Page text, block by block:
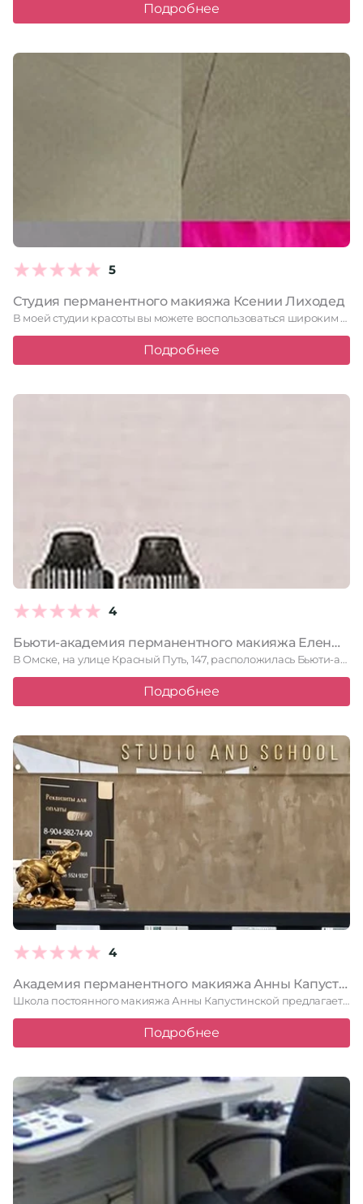
Подробнее
5
Студия перманентного макияжа Ксении Лиходед
В моей студии красоты вы можете воспользоваться широким спектром услуг …
Подробнее
4
Бьюти-академия перманентного макияжа Елены Визир
В Омске, на улице Красный Путь, 147, расположилась Бьюти-академия перманентного …
Подробнее
4
Академия перманентного макияжа Анны Капустинской
Школа постоянного макияжа Анны Капустинской предлагает услуги высокого уровня с …
Подробнее